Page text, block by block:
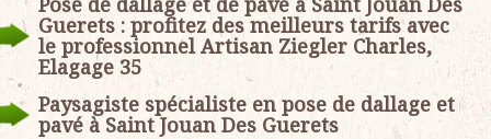
Guerets : profitez des meilleurs tarifs avec
le professionnel Artisan Ziegler Charles,
Elagage 35
Paysagiste spécialiste en pose de dallage et
pavé à Saint Jouan Des Guerets